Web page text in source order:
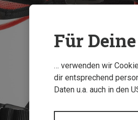
Für
… verwenden wir
dir entsprechend
Daten u.a. auch in den